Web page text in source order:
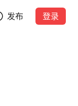
发布 登录